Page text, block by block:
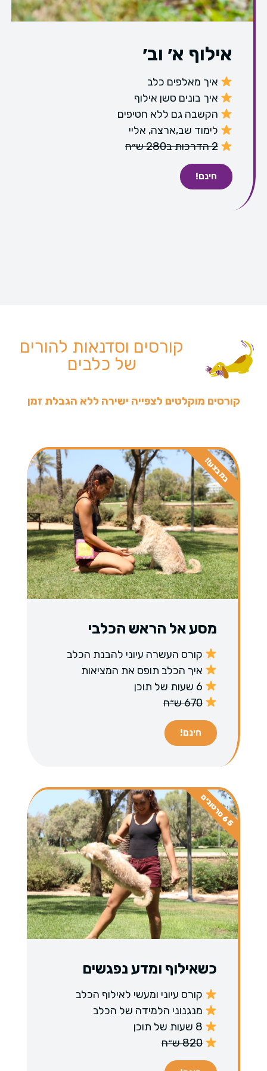
אילוף א׳ וב׳
איך מאלפים כלב
איך בונים סשן אילוף
הקשבה גם ללא חטיפים
לימוד שב,ארצה, אליי
2 הדרכות ב280 ש״ח
חינם!
קורסים וסדנאות להורים
של כלבים
קורסים מוקלטים לצפייה ישירה ללא הגבלת זמן
מסע אל הראש הכלבי
קורס העשרה עיוני להבנת הכלב
איך הכלב תופס את המציאות
670 ש״ח
חינם!
במבצע!!
כשאילוף ומדע נפגשים
קורס עיוני ומעשי לאילוף הכלב
מנגנוני הלמידה של הכלב
820 ש״ח
6
5
ס
ר
ט
ו
נ
י
ם